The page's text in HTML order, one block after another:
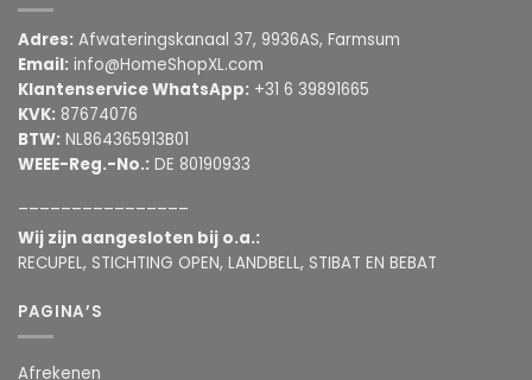
Adres: Afwateringskanaal 37, 9936AS, Farmsum
Email: info@HomeShopXL.com
Klantenservice WhatsApp: +31 6 39891665
KVK: 87674076
BTW: NL864365913B01
WEEE-Reg.-No.: DE 80190933
Wij zijn aangesloten bij o.a.:
RECUPEL, STICHTING OPEN, LANDBELL, STIBAT EN BEBAT
PAGINA’S
Afrekenen